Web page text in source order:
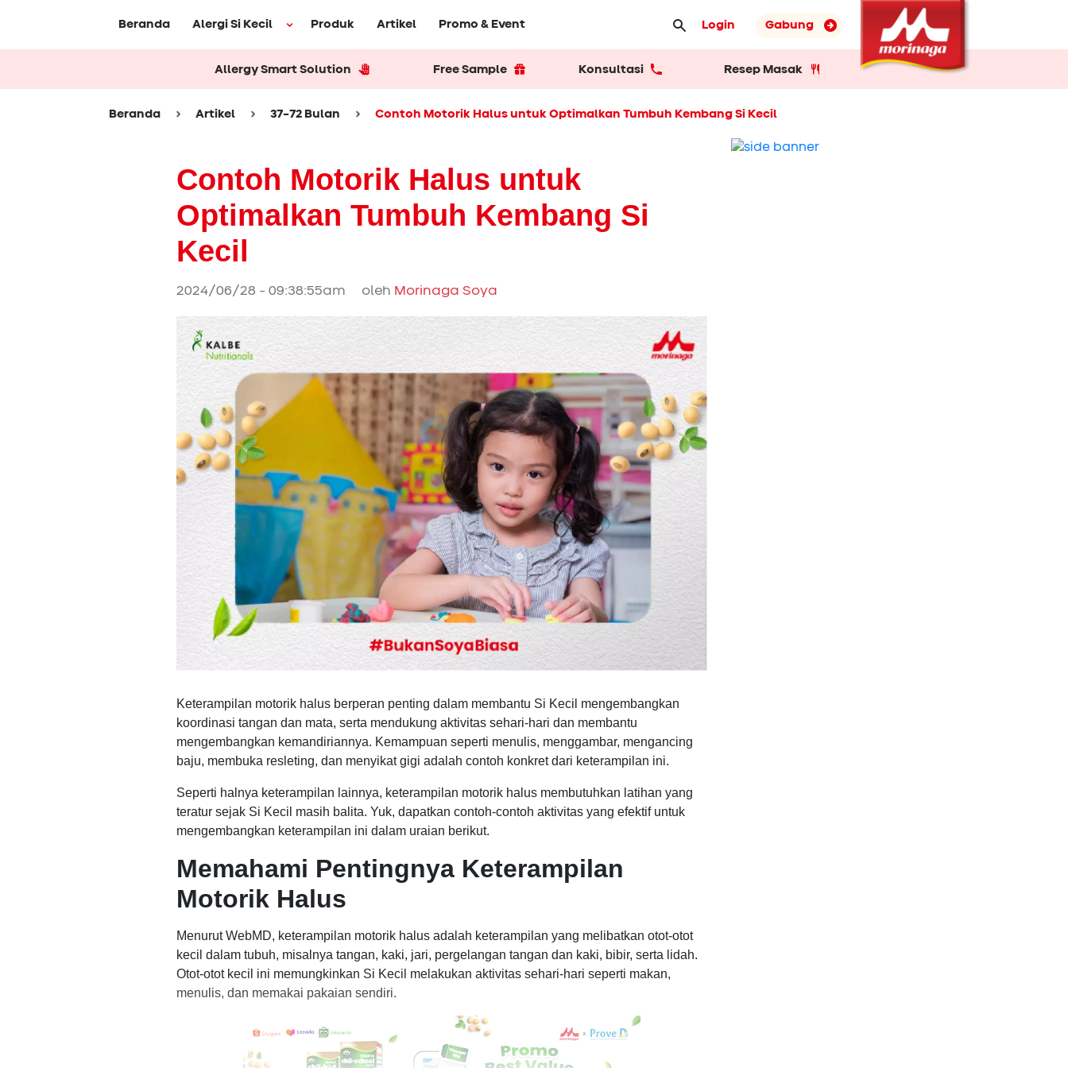
Beranda Alergi Si Kecil Produk Artikel Promo & Event Login Gabung
Allergy Smart Solution Free Sample Konsultasi Resep Masak
Beranda Artikel 37-72 Bulan Contoh Motorik Halus untuk Optimalkan Tumbuh Kembang Si Kecil
Contoh Motorik Halus untuk
Optimalkan Tumbuh Kembang Si
Kecil
2024/06/28 - 09:38:55am oleh Morinaga Soya
Keterampilan motorik halus berperan penting dalam membantu Si Kecil mengembangkan
koordinasi tangan dan mata, serta mendukung aktivitas sehari-hari dan membantu
mengembangkan kemandiriannya. Kemampuan seperti menulis, menggambar, mengancing
baju, membuka resleting, dan menyikat gigi adalah contoh konkret dari keterampilan ini.
Seperti halnya keterampilan lainnya, keterampilan motorik halus membutuhkan latihan yang
teratur sejak Si Kecil masih balita. Yuk, dapatkan contoh-contoh aktivitas yang efektif untuk
mengembangkan keterampilan ini dalam uraian berikut.
Memahami Pentingnya Keterampilan
Motorik Halus
Menurut WebMD, keterampilan motorik halus adalah keterampilan yang melibatkan otot-otot
kecil dalam tubuh, misalnya tangan, kaki, jari, pergelangan tangan dan kaki, bibir, serta lidah.
Otot-otot kecil ini memungkinkan Si Kecil melakukan aktivitas sehari-hari seperti makan,
menulis, dan memakai pakaian sendiri.